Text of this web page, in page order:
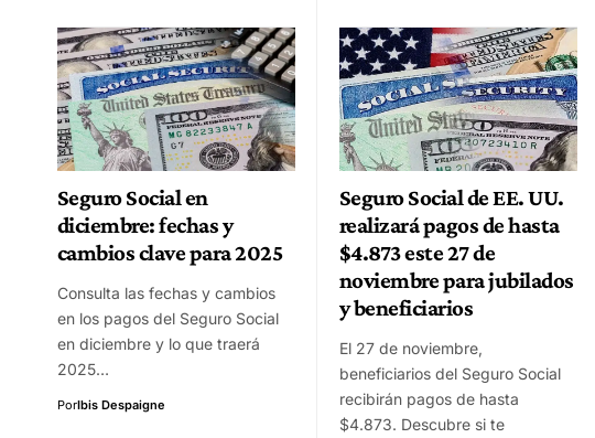
Seguro Social en
diciembre: fechas y
cambios clave para 2025
Consulta las fechas y cambios
en los pagos del Seguro Social
en diciembre y lo que traerá
2025…
PorIbis Despaigne
Seguro Social de EE. UU.
realizará pagos de hasta
$4.873 este 27 de
noviembre para jubilados
y beneficiarios
El 27 de noviembre,
beneficiarios del Seguro Social
recibirán pagos de hasta
$4.873. Descubre si te